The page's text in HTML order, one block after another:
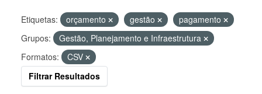
Etiquetas: orçamento gestão
pagamento
Grupos:
Gestão, Planejamento e Infraestrutura
Formatos:
CSV
Filtrar Resultados